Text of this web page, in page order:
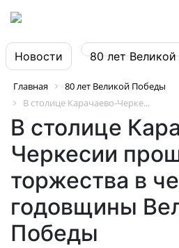
Новости 80 лет
Главная
80 лет Великой Победы
В столице Карачаево-Черке...
В столице
Черкесии
торжества в
годовщины
Победы